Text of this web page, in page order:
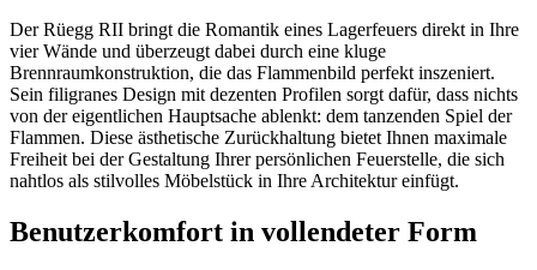
Der Rüegg RII bringt die Romantik eines Lagerfeuers direkt in Ihre
vier Wände und überzeugt dabei durch eine kluge
Brennraumkonstruktion, die das Flammenbild perfekt inszeniert.
Sein filigranes Design mit dezenten Profilen sorgt dafür, dass nichts
von der eigentlichen Hauptsache ablenkt: dem tanzenden Spiel der
Flammen. Diese ästhetische Zurückhaltung bietet Ihnen maximale
Freiheit bei der Gestaltung Ihrer persönlichen Feuerstelle, die sich
nahtlos als stilvolles Möbelstück in Ihre Architektur einfügt.
Benutzerkomfort in vollendeter Form